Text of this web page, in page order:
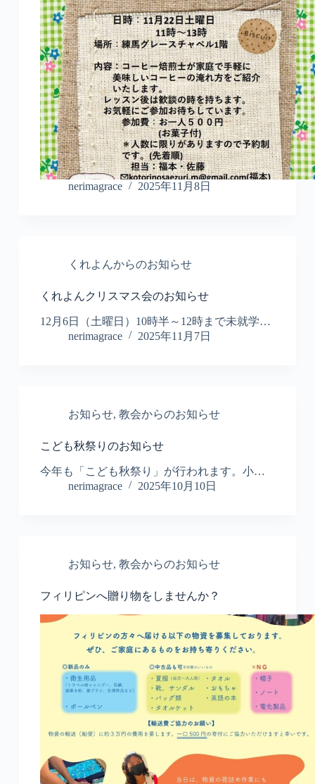
nerimagrace 2025年11月8日
くれよんからのお知らせ
くれよんクリスマス会のお知らせ
12月6日（土曜日）10時半～12時まで未就学…
nerimagrace
2025年11月7日
お知らせ, 教会からのお知らせ
こども秋祭りのお知らせ
今年も「こども秋祭り」が行われます。小…
nerimagrace
2025年10月10日
お知らせ, 教会からのお知らせ
フィリピンへ贈り物をしませんか？